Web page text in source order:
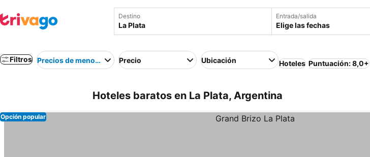
Destino Entrada/salida
Elige las fechas
Filtros Precios de menor a mayorPrecio Ubicación Hoteles Puntuación: 8,0+
Hoteles baratos en La Plata, Argentina
Opción popular